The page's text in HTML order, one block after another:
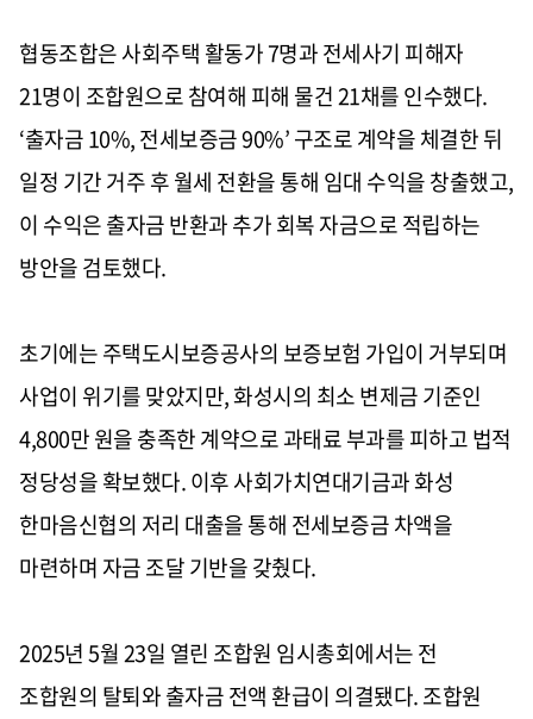
협동조합은 사회주택 활동가 7명과 전세사기 피해자
21명이 조합원으로 참여해 피해 물건 21채를 인수했다.
‘출자금 10%, 전세보증금 90%’ 구조로 계약을 체결한 뒤
일정 기간 거주 후 월세 전환을 통해 임대 수익을 창출했고,
이 수익은 출자금 반환과 추가 회복 자금으로 적립하는
방안을 검토했다.
초기에는 주택도시보증공사의 보증보험 가입이 거부되며
사업이 위기를 맞았지만, 화성시의 최소 변제금 기준인
4,800만 원을 충족한 계약으로 과태료 부과를 피하고 법적
정당성을 확보했다. 이후 사회가치연대기금과 화성
한마음신협의 저리 대출을 통해 전세보증금 차액을
마련하며 자금 조달 기반을 갖췄다.
2025년 5월 23일 열린 조합원 임시총회에서는 전
조합원의 탈퇴와 출자금 전액 환급이 의결됐다. 조합원